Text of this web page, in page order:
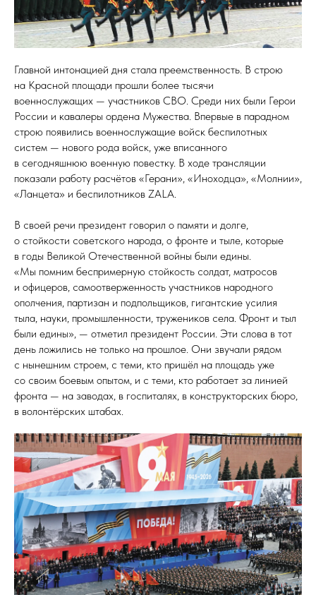
Главной интонацией дня стала преемственность. В строю
на Красной площади прошли более тысячи
военнослужащих — участников СВО. Среди них были Герои
России и кавалеры ордена Мужества. Впервые в парадном
строю появились военнослужащие войск беспилотных
систем — нового рода войск, уже вписанного
в сегодняшнюю военную повестку. В ходе трансляции
показали работу расчётов «Герани», «Иноходца», «Молнии»,
«Ланцета» и беспилотников ZALA.
В своей речи президент говорил о памяти и долге,
о стойкости советского народа, о фронте и тыле, которые
в годы Великой Отечественной войны были едины.
«Мы помним беспримерную стойкость солдат, матросов
и офицеров, самоотверженность участников народного
ополчения, партизан и подпольщиков, гигантские усилия
тыла, науки, промышленности, тружеников села. Фронт и тыл
были едины», — отметил президент России. Эти слова в тот
день ложились не только на прошлое. Они звучали рядом
с нынешним строем, с теми, кто пришёл на площадь уже
со своим боевым опытом, и с теми, кто работает за линией
фронта — на заводах, в госпиталях, в конструкторских бюро,
в волонтёрских штабах.